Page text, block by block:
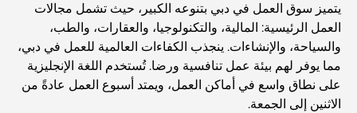
أفضل شركات نقل الأثاث في دبي: دليل شامل
نخلة جبل علي مقابل نخلة جميرا: مقارنة واضحة لمشتري
العقارات الأذكياء
يتميز سوق العمل في دبي بتنوعه الكبير، حيث تشمل مجالات
العمل الرئيسية: المالية، والتكنولوجيا، والعقارات، والطب،
والسياحة، والإنشاءات. ينجذب الكفاءات العالمية للعمل في دبي،
مما يوفر لهم بيئة عمل تنافسية ورضا. تُستخدم اللغة الإنجليزية
على نطاق واسع في أماكن العمل، ويمتد أسبوع العمل عادةً من
الاثنين إلى الجمعة.